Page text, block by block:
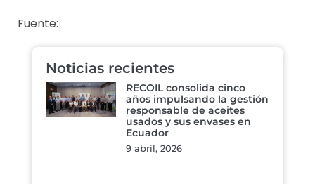
Fuente:
Noticias recientes
RECOIL consolida cinco
años impulsando la gestión
responsable de aceites
usados y sus envases en
Ecuador
9 abril, 2026